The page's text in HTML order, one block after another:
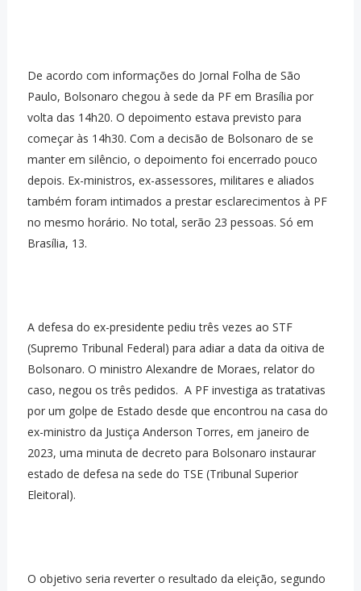
De acordo com informações do Jornal Folha de São
Paulo, Bolsonaro chegou à sede da PF em Brasília por
volta das 14h20. O depoimento estava previsto para
começar às 14h30. Com a decisão de Bolsonaro de se
manter em silêncio, o depoimento foi encerrado pouco
depois. Ex-ministros, ex-assessores, militares e aliados
também foram intimados a prestar esclarecimentos à PF
no mesmo horário. No total, serão 23 pessoas. Só em
Brasília, 13.
A defesa do ex-presidente pediu três vezes ao STF
(Supremo Tribunal Federal) para adiar a data da oitiva de
Bolsonaro. O ministro Alexandre de Moraes, relator do
caso, negou os três pedidos. A PF investiga as tratativas
por um golpe de Estado desde que encontrou na casa do
ex-ministro da Justiça Anderson Torres, em janeiro de
2023, uma minuta de decreto para Bolsonaro instaurar
estado de defesa na sede do TSE (Tribunal Superior
Eleitoral).
O objetivo seria reverter o resultado da eleição, segundo